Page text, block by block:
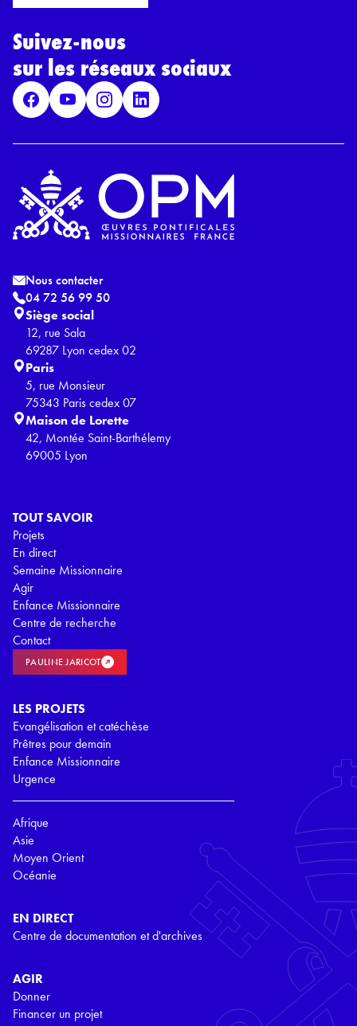
l
R
P
D
*
Suivez-nous
sur les réseaux sociaux
TOUT SAVOIR
Projets
En direct
Semaine Missionnaire
Agir
Enfance Missionnaire
Centre de recherche
Contact
PAULINE JARICOT
LES PROJETS
Evangélisation et catéchèse
Prêtres pour demain
Enfance Missionnaire
Urgence
Afrique
Asie
Moyen Orient
Océanie
EN DIRECT
Centre de documentation et d'archives
AGIR
Donner
Financer un projet
Nous contacter
04 72 56 99 50
Siège social
12, rue Sala
69287 Lyon cedex 02
Paris
5, rue Monsieur
75343 Paris cedex 07
Maison de Lorette
42, Montée Saint-Barthélemy
69005 Lyon